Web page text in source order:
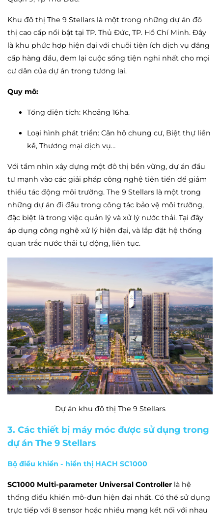
Khu đô thị The 9 Stellars là một trong những dự án đô
thị cao cấp nổi bật tại TP. Thủ Đức, TP. Hồ Chí Minh. Đây
là khu phức hợp hiện đại với chuỗi tiện ích dịch vụ đẳng
cấp hàng đầu, đem lại cuộc sống tiện nghi nhất cho mọi
cư dân của dự án trong tương lai.
Quy mô:
Tổng diện tích: Khoảng 16ha.
Loại hình phát triển: Căn hộ chung cư, Biệt thự liền
kề, Thương mại dịch vụ…
Với tầm nhìn xây dựng một đô thị bền vững, dự án đầu
tư mạnh vào các giải pháp công nghệ tiên tiến để giảm
thiểu tác động môi trường. The 9 Stellars là một trong
những dự án đi đầu trong công tác bảo vệ môi trường,
đặc biệt là trong việc quản lý và xử lý nước thải. Tại đây
áp dụng công nghệ xử lý hiện đại, và lắp đặt hệ thống
quan trắc nước thải tự động, liên tục.
Dự án khu đô thị The 9 Stellars
3. Các thiết bị máy móc được sử dụng trong
dự án The 9 Stellars
Bộ điều khiển - hiển thị HACH SC1000
SC1000 Multi-parameter Universal Controller là hệ
thống điều khiển mô-đun hiện đại nhất. Có thể sử dụng
trực tiếp với 8 sensor hoặc nhiều mạng kết nối với nhau